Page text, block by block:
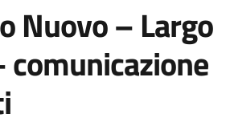
Nuovo – Largo
comunicazione